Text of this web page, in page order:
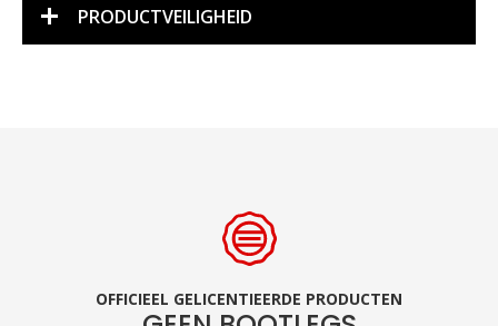
PRODUCTVEILIGHEID
OFFICIEEL GELICENTIEERDE PRODUCTEN